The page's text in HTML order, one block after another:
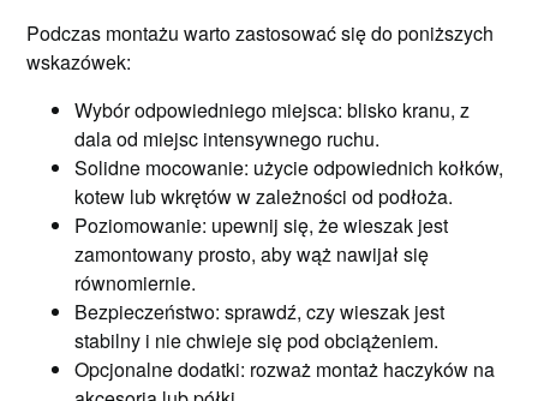
Podczas montażu warto zastosować się do poniższych
wskazówek:
Wybór odpowiedniego miejsca: blisko kranu, z
dala od miejsc intensywnego ruchu.
Solidne mocowanie: użycie odpowiednich kołków,
kotew lub wkrętów w zależności od podłoża.
Poziomowanie: upewnij się, że wieszak jest
zamontowany prosto, aby wąż nawijał się
równomiernie.
Bezpieczeństwo: sprawdź, czy wieszak jest
stabilny i nie chwieje się pod obciążeniem.
Opcjonalne dodatki: rozważ montaż haczyków na